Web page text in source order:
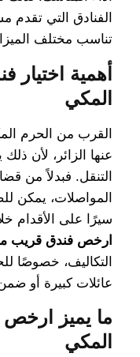
الفنادق التي
تناسب مختلف
أهمية
المكي
القرب من الحرم
عنها الزائر، لأن
التنقل. فبدلاً من
المواصلات، يمكن
سيرًا على الأقدام
ارخص فندق قريب
التكاليف، خصوصًا
عائلات كبيرة أو
ما يميز
المكي